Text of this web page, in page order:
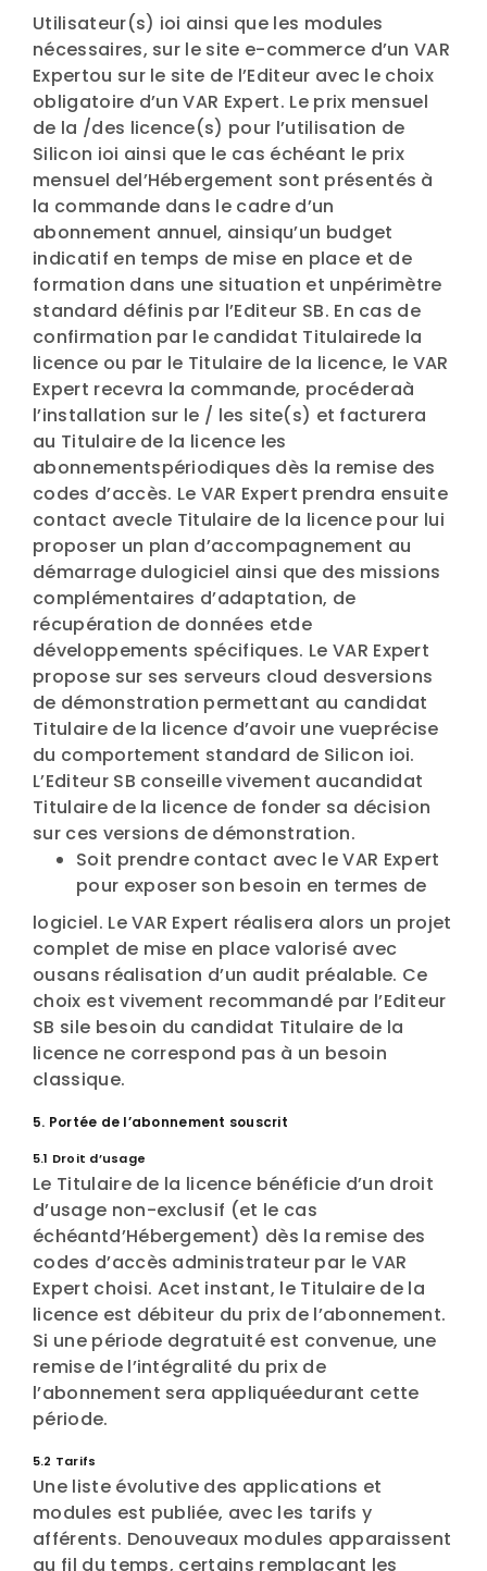
Utilisateur(s) ioi ainsi que les modules
nécessaires, sur le site e-commerce d’un VAR
Expertou sur le site de l’Editeur avec le choix
obligatoire d’un VAR Expert. Le prix mensuel
de la /des licence(s) pour l’utilisation de
Silicon ioi ainsi que le cas échéant le prix
mensuel del’Hébergement sont présentés à
la commande dans le cadre d’un
abonnement annuel, ainsiqu’un budget
indicatif en temps de mise en place et de
formation dans une situation et unpérimètre
standard définis par l’Editeur SB. En cas de
confirmation par le candidat Titulairede la
licence ou par le Titulaire de la licence, le VAR
Expert recevra la commande, procéderaà
l’installation sur le / les site(s) et facturera
au Titulaire de la licence les
abonnementspériodiques dès la remise des
codes d’accès. Le VAR Expert prendra ensuite
contact avecle Titulaire de la licence pour lui
proposer un plan d’accompagnement au
démarrage dulogiciel ainsi que des missions
complémentaires d’adaptation, de
récupération de données etde
développements spécifiques. Le VAR Expert
propose sur ses serveurs cloud desversions
de démonstration permettant au candidat
Titulaire de la licence d’avoir une vueprécise
du comportement standard de Silicon ioi.
L’Editeur SB conseille vivement aucandidat
Titulaire de la licence de fonder sa décision
sur ces versions de démonstration.
Soit prendre contact avec le VAR Expert
pour exposer son besoin en termes de
logiciel. Le VAR Expert réalisera alors un projet
complet de mise en place valorisé avec
ousans réalisation d’un audit préalable. Ce
choix est vivement recommandé par l’Editeur
SB sile besoin du candidat Titulaire de la
licence ne correspond pas à un besoin
classique.
5. Portée de l’abonnement souscrit
5.1 Droit d’usage
Le Titulaire de la licence bénéficie d’un droit
d’usage non-exclusif (et le cas
échéantd’Hébergement) dès la remise des
codes d’accès administrateur par le VAR
Expert choisi. Acet instant, le Titulaire de la
licence est débiteur du prix de l’abonnement.
Si une période degratuité est convenue, une
remise de l’intégralité du prix de
l’abonnement sera appliquéedurant cette
période.
5.2 Tarifs
Une liste évolutive des applications et
modules est publiée, avec les tarifs y
afférents. Denouveaux modules apparaissent
au fil du temps, certains remplaçant les